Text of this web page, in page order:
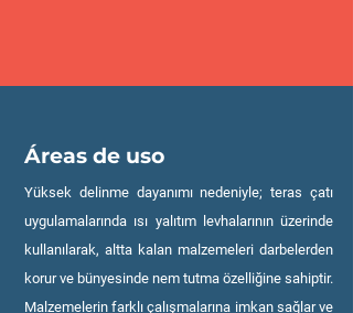
Áreas de uso
Yüksek delinme dayanımı nedeniyle; teras çatı
uygulamalarında ısı yalıtım levhalarının üzerinde
kullanılarak, altta kalan malzemeleri darbelerden
korur ve bünyesinde nem tutma özelliğine sahiptir.
Malzemelerin farklı çalışmalarına imkan sağlar ve